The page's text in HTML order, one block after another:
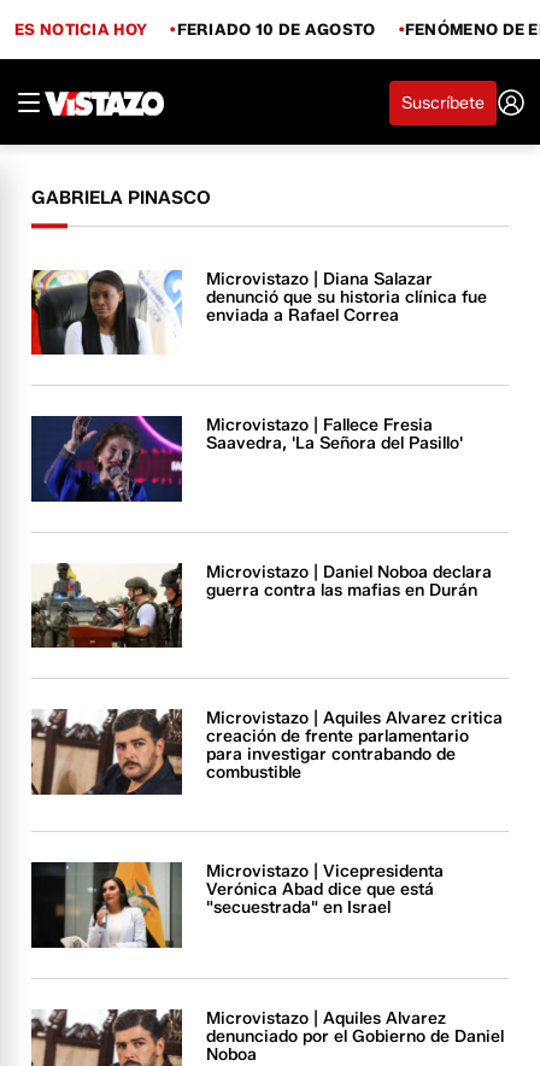
ES NOTICIA HOY FERIADO 10 DE AGOSTO FENÓMENO DE
Suscríbete
GABRIELA PINASCO
Microvistazo | Diana Salazar
denunció que su historia clínica fue
enviada a Rafael Correa
Microvistazo | Fallece Fresia
Saavedra, 'La Señora del Pasillo'
Microvistazo | Daniel Noboa declara
guerra contra las mafias en Durán
Microvistazo | Aquiles Alvarez critica
creación de frente parlamentario
para investigar contrabando de
combustible
Microvistazo | Vicepresidenta
Verónica Abad dice que está
"secuestrada" en Israel
Microvistazo | Aquiles Alvarez
denunciado por el Gobierno de Daniel
Noboa